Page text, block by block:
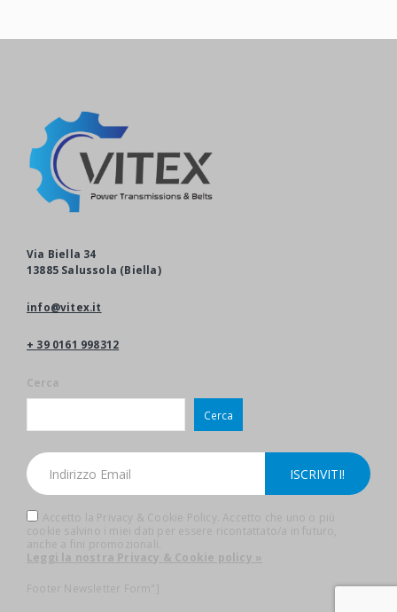
Via Biella 34
13885 Salussola (Biella)
info@vitex.it
+ 39 0161 998312
Cerca
Cerca
Accetto la Privacy & Cookie Policy. Accetto che uno o più
cookie salvino i miei dati per essere ricontattato/a in futuro,
anche a fini promozionali.
Leggi la nostra Privacy & Cookie policy »
Footer Newsletter Form"]